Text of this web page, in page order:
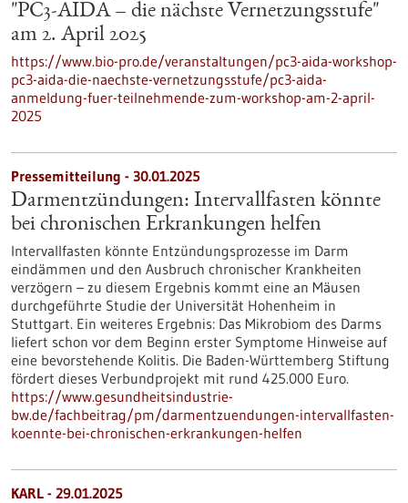
"PC3-AIDA – die nächste Vernetzungsstufe"
am 2. April 2025
https://www.bio-pro.de/veranstaltungen/pc3-aida-workshop-
pc3-aida-die-naechste-vernetzungsstufe/pc3-aida-
anmeldung-fuer-teilnehmende-zum-workshop-am-2-april-
2025
Pressemitteilung - 30.01.2025
Darmentzündungen: Intervallfasten könnte
bei chronischen Erkrankungen helfen
Intervallfasten könnte Entzündungsprozesse im Darm
eindämmen und den Ausbruch chronischer Krankheiten
verzögern – zu diesem Ergebnis kommt eine an Mäusen
durchgeführte Studie der Universität Hohenheim in
Stuttgart. Ein weiteres Ergebnis: Das Mikrobiom des Darms
liefert schon vor dem Beginn erster Symptome Hinweise auf
eine bevorstehende Kolitis. Die Baden-Württemberg Stiftung
fördert dieses Verbundprojekt mit rund 425.000 Euro.
https://www.gesundheitsindustrie-
bw.de/fachbeitrag/pm/darmentzuendungen-intervallfasten-
koennte-bei-chronischen-erkrankungen-helfen
KARL - 29.01.2025